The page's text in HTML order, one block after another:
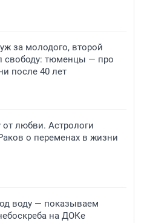
за молодого, второй
свободу: тюменцы — про
после 40 лет
от любви. Астрологи
о переменах в жизни
воду — показываем
на ДОКе